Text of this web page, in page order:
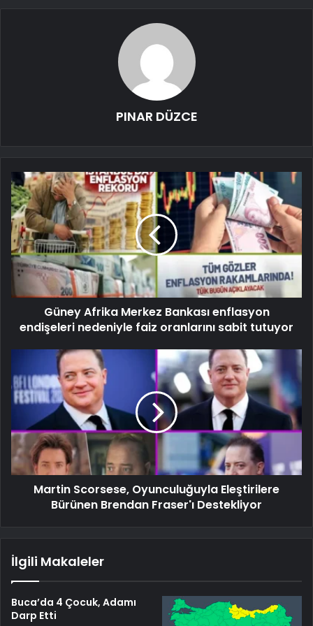
PINAR DÜZCE
Güney Afrika Merkez Bankası enflasyon
endişeleri nedeniyle faiz oranlarını sabit tutuyor
Martin Scorsese, Oyunculuğuyla Eleştirilere
Bürünen Brendan Fraser'ı Destekliyor
İlgili Makaleler
Buca’da 4 Çocuk, Adamı
Darp Etti